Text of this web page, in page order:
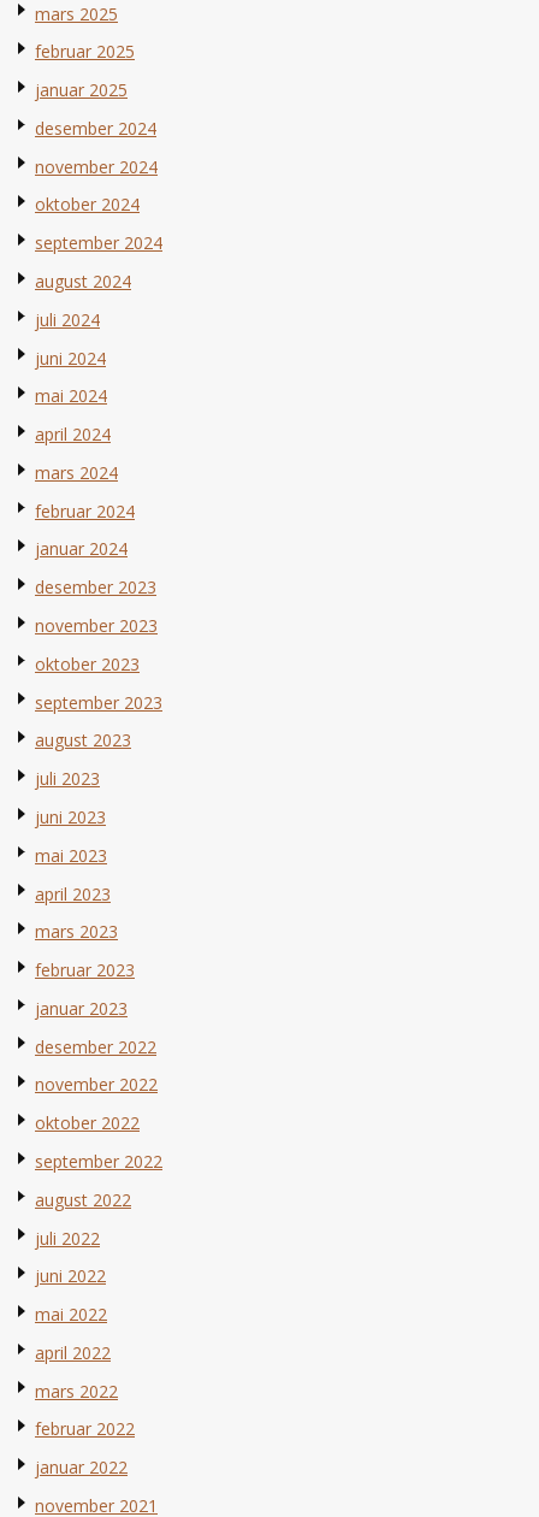
mars 2025
februar 2025
januar 2025
desember 2024
november 2024
oktober 2024
september 2024
august 2024
juli 2024
juni 2024
mai 2024
april 2024
mars 2024
februar 2024
januar 2024
desember 2023
november 2023
oktober 2023
september 2023
august 2023
juli 2023
juni 2023
mai 2023
april 2023
mars 2023
februar 2023
januar 2023
desember 2022
november 2022
oktober 2022
september 2022
august 2022
juli 2022
juni 2022
mai 2022
april 2022
mars 2022
februar 2022
januar 2022
november 2021